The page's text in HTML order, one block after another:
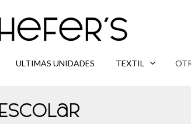
ULTIMAS UNIDADES TEXTIL
Escolar